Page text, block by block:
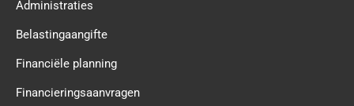
Administraties
Belastingaangifte
Financiële planning
Financieringsaanvragen